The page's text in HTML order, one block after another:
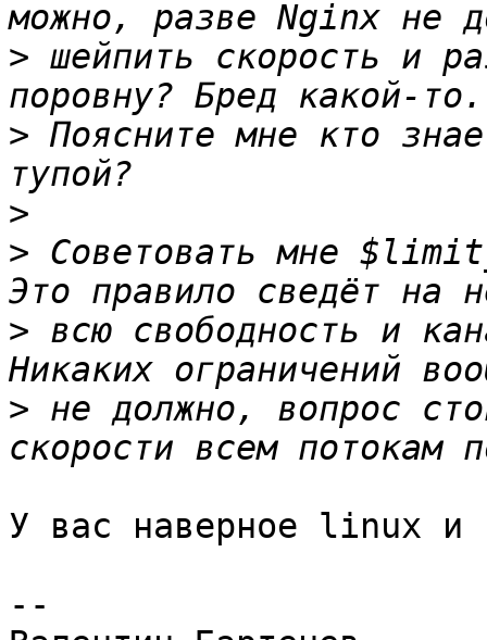
> шейпить скорость и
> Поясните мне кто
>
> Советовать мне
> всю свободность и
> не должно, вопрос
У вас наверное linux и
--